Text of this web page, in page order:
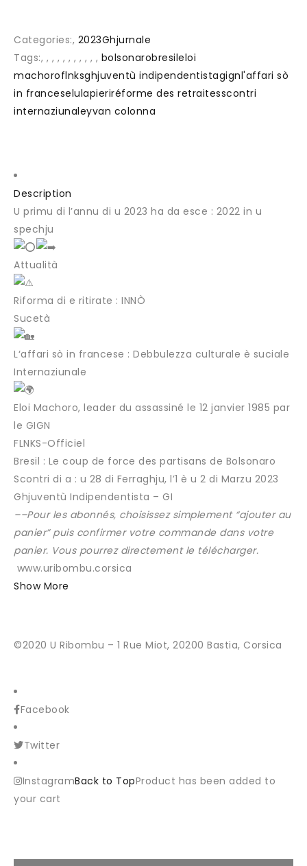
Categories:, 2023Ghjurnale
Tags:, , , , , , , , , , , bolsonarobresileloi
machoroflnksghjuventù indipendentistagignl'affari sò
in franceselulapieriréforme des retraitesscontri
internaziunaleyvan colonna
Description
U primu di l’annu di u 2023 ha da esce : 2022 in u
spechju
Attualità
Riforma di e ritirate : INNÒ
Sucetà
L‘affari sò in francese : Debbulezza culturale è suciale
Internaziunale
Eloi Machoro, leader du assassiné le 12 janvier 1985 par
le GIGN
FLNKS-Officiel
Bresil : Le coup de force des partisans de Bolsonaro
Scontri di a : u 28 di Ferraghju, l’1 è u 2 di Marzu 2023
Ghjuventù Indipendentista – GI
––Pour les abonnés, choisissez simplement “ajouter au
panier” puis confirmer votre commande dans votre
panier. Vous pourrez directement le télécharger.
www.uribombu.corsica
Show More
©2020 U Ribombu – 1 Rue Miot, 20200 Bastia, Corsica
Facebook
Twitter
InstagramBack to TopProduct has been added to
your cart